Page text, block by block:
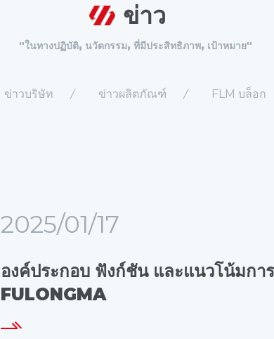
ข่าว
"ในทางปฏิบัติ, นวัตกรรม, ที่มีประสิทธิภาพ, เป้าหมาย"
ข่าวบริษัท ข่าวผลิตภัณฑ์ FLM บล็อก
2025/01/17
องค์ประกอบ ฟังก์ชัน และแนวโน้มก
FULONGMA